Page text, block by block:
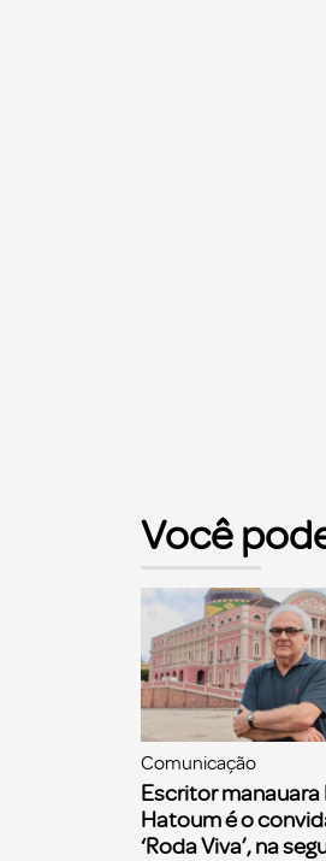
Você
Comunicação
Escritor manauara
Hatoum é o
‘Roda Viva’, na